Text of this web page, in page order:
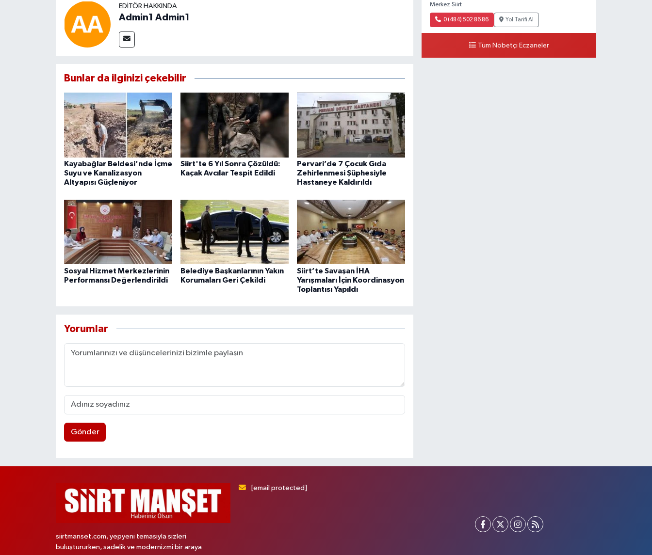
EDITÖR HAKKINDA
Admin1 Admin1
Bunlar da ilginizi çekebilir
Kayabağlar Beldesi'nde İçme
Suyu ve Kanalizasyon
Altyapısı Güçleniyor
Siirt'te 6 Yıl Sonra Çözüldü:
Kaçak Avcılar Tespit Edildi
Pervari’de 7 Çocuk Gıda
Zehirlenmesi Şüphesiyle
Hastaneye Kaldırıldı
Sosyal Hizmet Merkezlerinin
Performansı Değerlendirildi
Belediye Başkanlarının Yakın
Korumaları Geri Çekildi
Siirt’te Savaşan İHA
Yarışmaları İçin Koordinasyon
Toplantısı Yapıldı
Yorumlar
Gönder
Merkez Siirt
0 (484) 502 86 86 Yol Tarifi Al
Tüm Nöbetçi Eczaneler
siirtmanset.com, yepyeni temasıyla sizleri
buluştururken, sadelik ve modernizmi bir araya
[email protected]